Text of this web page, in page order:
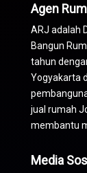
Agen
ARJ adalah
Bangun
tahun
Yogyakarta
jual rumah
membantu
Media